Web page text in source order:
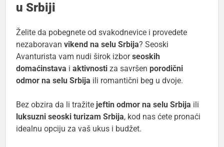
u Srbiji
Želite da pobegnete od svakodnevice i provedete
nezaboravan vikend na selu Srbija? Seoski
Avanturista vam nudi širok izborseoskih
domaćinstava i aktivnosti za savršen porodični
odmor na selu Srbija ili romantični beg u dvoje.
Bez obzira da li tražite jeftin odmor na selu Srbija ili
luksuzni seoski turizam Srbija, kod nas ćete pronaći
idealnu opciju za vaš ukus i budžet.